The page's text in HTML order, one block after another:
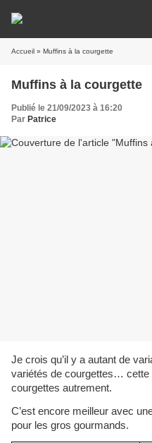
Accueil » Muffins à la courgette
Muffins à la courgette
Publié le 21/09/2023 à 16:20
Par Patrice
Je crois qu’il y a autant de
variétés de courgettes… cette
courgettes autrement.
C’est encore meilleur avec
pour les gros gourmands.